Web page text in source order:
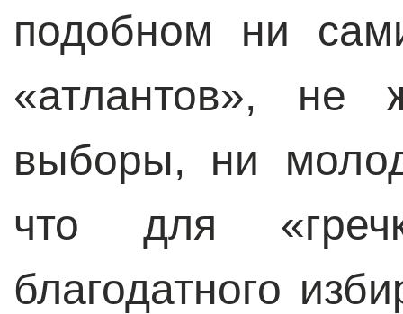
подобном ни
«атлантов», не
выборы, ни
что для
благодатного